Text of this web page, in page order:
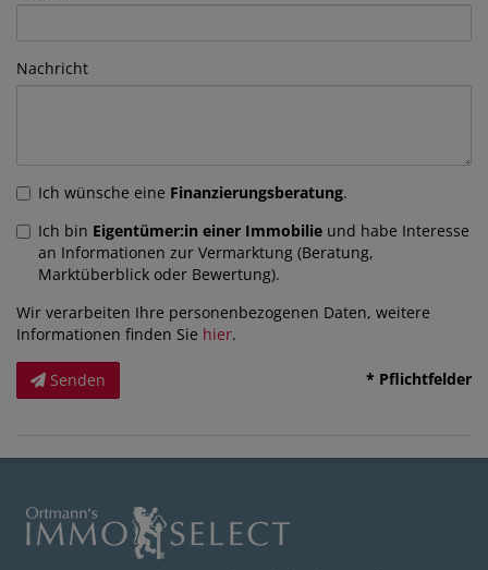
Nachricht
Ich wünsche eine Finanzierungsberatung.
Ich bin Eigentümer:in einer Immobilie und habe Interesse
an Informationen zur Vermarktung (Beratung,
Marktüberblick oder Bewertung).
Wir verarbeiten Ihre personenbezogenen Daten, weitere
Informationen finden Sie hier.
Senden * Pflichtfelder